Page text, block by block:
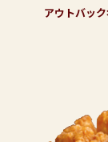
アウトバッ